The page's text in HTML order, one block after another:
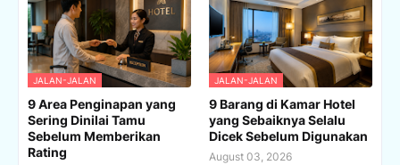
JALAN-JALAN
9 Area Penginapan yang
Sering Dinilai Tamu
Sebelum Memberikan
Rating
JALAN-JALAN
9 Barang di Kamar Hotel
yang Sebaiknya Selalu
Dicek Sebelum Digunakan
August 03, 2026